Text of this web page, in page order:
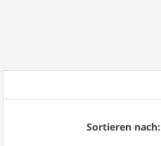
Sortieren nach: